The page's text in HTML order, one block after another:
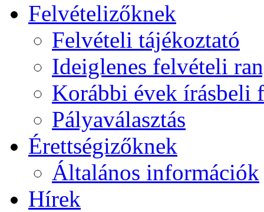
Felvételizőknek
Felvételi tájékoztató
Ideiglenes felvételi
Korábbi évek írásbeli
Pályaválasztás
Érettségizőknek
Általános információk
Hírek